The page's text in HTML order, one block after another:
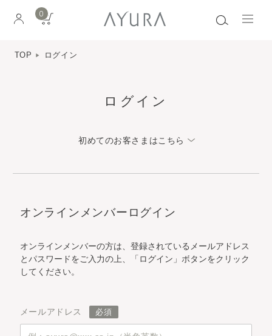
0
TOP ログイン
ログイン
初めてのお客さまはこちら
オンラインメンバーログイン
オンラインメンバーの方は、登録されているメールアドレス
とパスワードをご入力の上、「ログイン」ボタンをクリック
してください。
メールアドレス